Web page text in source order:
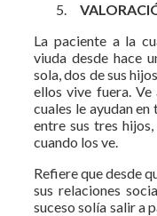
La paciente a la
viuda desde hace
sola, dos de sus
ellos vive fuera. Ve
cuales le ayudan
entre sus tres
cuando los ve.
Refiere que desde
sus relaciones
suceso solía salir a